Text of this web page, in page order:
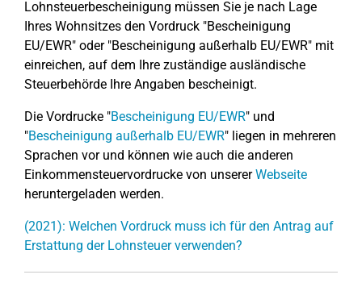
Lohnsteuerbescheinigung müssen Sie je nach Lage
Ihres Wohnsitzes den Vordruck "Bescheinigung
EU/EWR" oder "Bescheinigung außerhalb EU/EWR" mit
einreichen, auf dem Ihre zuständige ausländische
Steuerbehörde Ihre Angaben bescheinigt.
Die Vordrucke "Bescheinigung EU/EWR" und
"Bescheinigung außerhalb EU/EWR" liegen in mehreren
Sprachen vor und können wie auch die anderen
Einkommensteuervordrucke von unsererWebseite
heruntergeladen werden.
(2021): Welchen Vordruck muss ich für den Antrag auf
Erstattung der Lohnsteuer verwenden?